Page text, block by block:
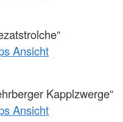
Ansicht
Kapplzwerge“
Ansicht